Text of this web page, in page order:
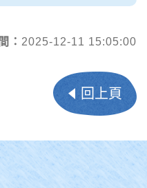
： 2025-12-11 15:05:00
回上頁